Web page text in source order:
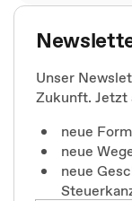
Unser
Zukunft. Jetzt
neue
neue
neue